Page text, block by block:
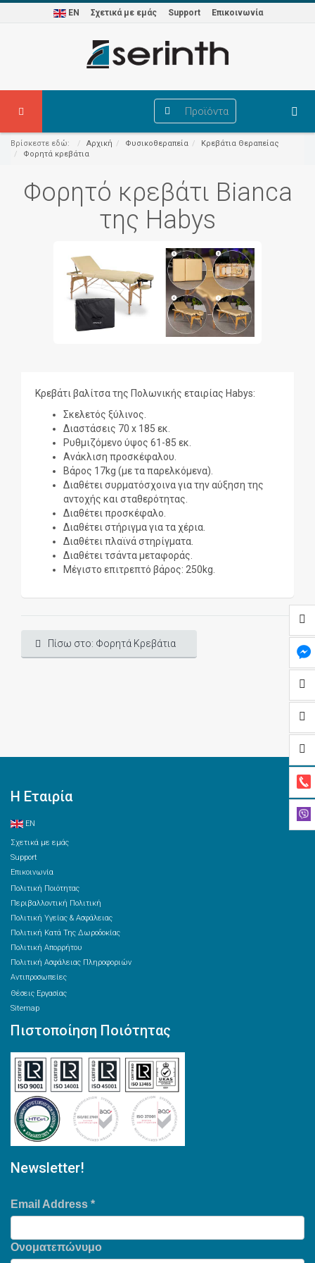
EN Σχετικά με εμάς Support Επικοινωνία
Προϊόντα
Βρίσκεστε εδώ: Αρχική Φυσικοθεραπεία
Κρεβάτια Θεραπείας
Φορητά κρεβάτια
Φορητό κρεβάτι Bianca
της Habys
Κρεβάτι βαλίτσα της Πολωνικής εταιρίας Habys:
Σκελετός ξύλινος.
Διαστάσεις 70 x 185 εκ.
Ρυθμιζόμενο ύψος 61-85 εκ.
Ανάκλιση προσκέφαλου.
Βάρος 17kg (με τα παρελκόμενα).
Διαθέτει συρματόσχοινα για την αύξηση της
αντοχής και σταθερότητας.
Διαθέτει προσκέφαλο.
Διαθέτει στήριγμα για τα χέρια.
Διαθέτει πλαϊνά στηρίγματα.
Διαθέτει τσάντα μεταφοράς.
Μέγιστο επιτρεπτό βάρος: 250kg.
Πίσω στο: Φορητά Κρεβάτια
Η Εταιρία
EN
Σχετικά με εμάς
Support
Επικοινωνία
Πολιτική Ποιότητας
Περιβαλλοντική Πολιτική
Πολιτική Υγείας & Ασφάλειας
Πολιτική Κατά Της Δωροδοκίας
Πολιτική Απορρήτου
Πολιτική Ασφάλειας Πληροφοριών
Αντιπροσωπείες
Θέσεις Εργασίας
Sitemap
Πιστοποίηση Ποιότητας
Newsletter!
Email Address *
Ονοματεπώνυμο